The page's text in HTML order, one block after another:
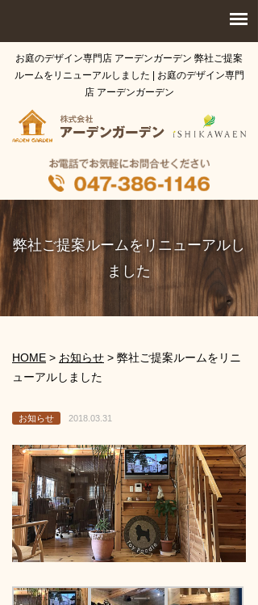
お庭のデザイン専門店 アーデンガーデン 弊社ご提案
ルームをリニューアルしました | お庭のデザイン専門
店 アーデンガーデン
弊社ご提案ルームをリニューアルし
ました
HOME > お知らせ > 弊社ご提案ルームをリニ
ューアルしました
お知らせ 2018.03.31